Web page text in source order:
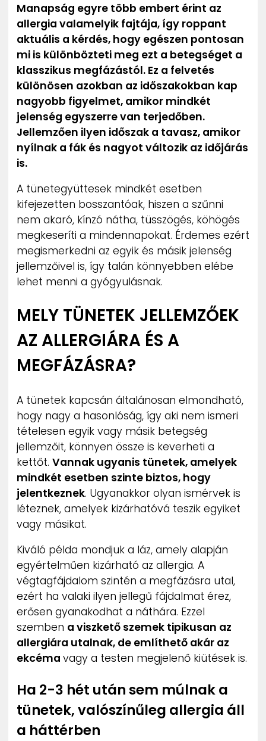
Manapság egyre több embert érint az
allergia valamelyik fajtája, így roppant
aktuális a kérdés, hogy egészen pontosan
mi is különbözteti meg ezt a betegséget a
klasszikus megfázástól. Ez a felvetés
különösen azokban az időszakokban kap
nagyobb figyelmet, amikor mindkét
jelenség egyszerre van terjedőben.
Jellemzően ilyen időszak a tavasz, amikor
nyílnak a fák és nagyot változik az időjárás
is.
A tünetegyüttesek mindkét esetben
kifejezetten bosszantóak, hiszen a szűnni
nem akaró, kínzó nátha, tüsszögés, köhögés
megkeseríti a mindennapokat. Érdemes ezért
megismerkedni az egyik és másik jelenség
jellemzőivel is, így talán könnyebben elébe
lehet menni a gyógyulásnak.
MELY TÜNETEK JELLEMZŐEK
AZ ALLERGIÁRA ÉS A
MEGFÁZÁSRA?
A tünetek kapcsán általánosan elmondható,
hogy nagy a hasonlóság, így aki nem ismeri
tételesen egyik vagy másik betegség
jellemzőit, könnyen össze is keverheti a
kettőt. Vannak ugyanis tünetek, amelyek
mindkét esetben szinte biztos, hogy
jelentkeznek. Ugyanakkor olyan ismérvek is
léteznek, amelyek kizárhatóvá teszik egyiket
vagy másikat.
Kiváló példa mondjuk a láz, amely alapján
egyértelműen kizárható az allergia. A
végtagfájdalom szintén a megfázásra utal,
ezért ha valaki ilyen jellegű fájdalmat érez,
erősen gyanakodhat a náthára. Ezzel
szemben a viszkető szemek tipikusan az
allergiára utalnak, de említhető akár az
ekcéma vagy a testen megjelenő kiütések is.
Ha 2-3 hét után sem múlnak a
tünetek, valószínűleg allergia áll
a háttérben